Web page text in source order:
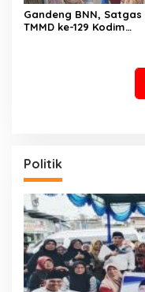
Gandeng BNN, Satgas
TMMD ke-129 Kodim
Politik